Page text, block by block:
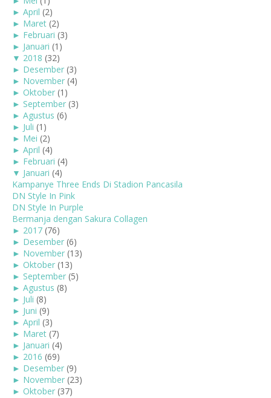
► April (2)
► Maret (2)
► Februari (3)
► Januari (1)
▼ 2018 (32)
► Desember (3)
► November (4)
► Oktober (1)
► September (3)
► Agustus (6)
► Juli (1)
► Mei (2)
► April (4)
► Februari (4)
▼ Januari (4)
Kampanye Three Ends Di Stadion Pancasila
DN Style In Pink
DN Style In Purple
Bermanja dengan Sakura Collagen
► 2017 (76)
► Desember (6)
► November (13)
► Oktober (13)
► September (5)
► Agustus (8)
► Juli (8)
► Juni (9)
► April (3)
► Maret (7)
► Januari (4)
► 2016 (69)
► Desember (9)
► November (23)
► Oktober (37)